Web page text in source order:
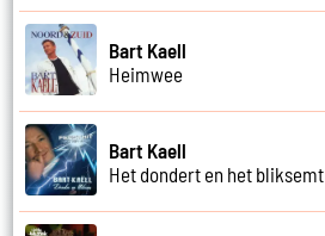
Bart Kaell
Heimwee
Bart Kaell
Het dondert en het bliksemt